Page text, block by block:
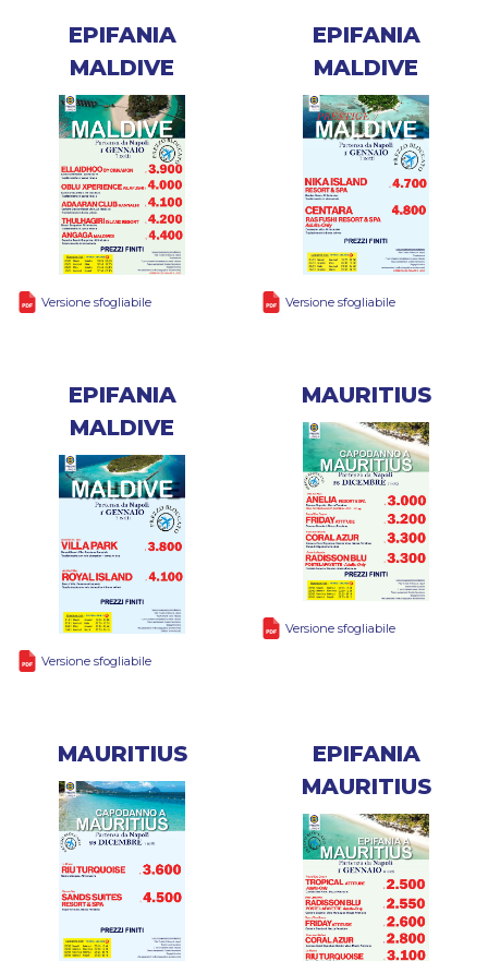
EPIFANIA
MALDIVE
Versione sfogliabile
EPIFANIA
MALDIVE
Versione sfogliabile
EPIFANIA
MALDIVE
Versione sfogliabile
MAURITIUS
Versione sfogliabile
MAURITIUS
EPIFANIA
MAURITIUS